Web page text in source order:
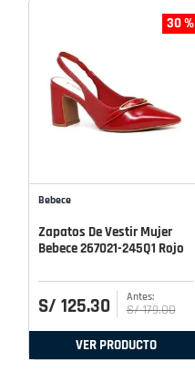
30 %
Bebece
Zapatos De Vestir Mujer
Bebece 267021-245Q1 Rojo
S/ 125.30 S/ 179.00
VER PRODUCTO